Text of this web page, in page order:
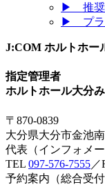
▶ 推
▶ プ
J:COM ホルトホー
指定管理者
ホルトホール大分
〒870-0839
大分県大分市金池
代表（インフォメー
TEL 097-576-7555／
予約案内（総合受付